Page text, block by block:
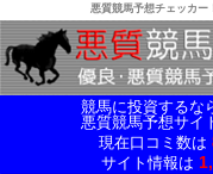
悪質競馬予想チェッカー
競馬に投資するな
悪質競馬予想サイ
現在口コミ数は
サイト情報は